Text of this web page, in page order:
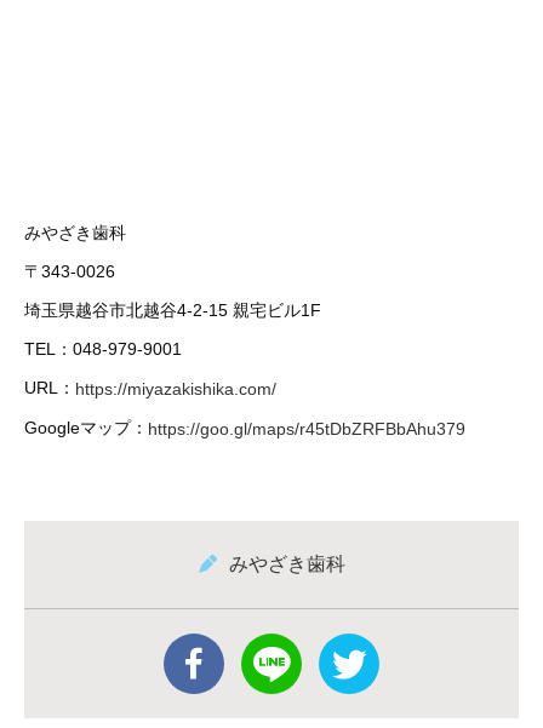
みやざき歯科
〒343-0026
埼玉県越谷市北越谷4-2-15 親宅ビル1F
TEL：048-979-9001
URL： https://miyazakishika.com/
Googleマップ： https://goo.gl/maps/r45tDbZRFBbAhu379
みやざき歯科